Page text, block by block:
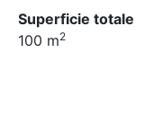
Superficie totale
100 m2